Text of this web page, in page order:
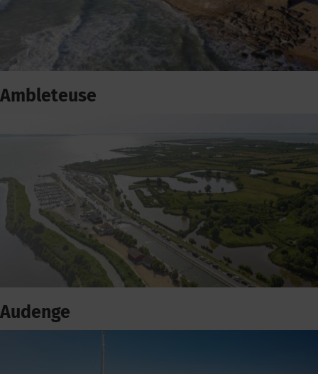
Ambleteuse
Audenge